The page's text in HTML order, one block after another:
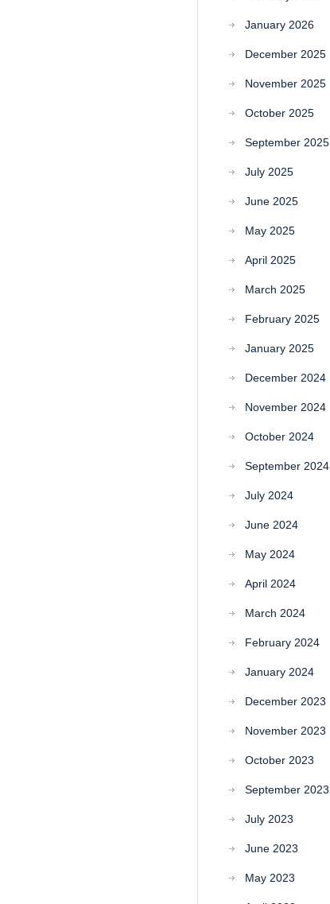
January 2026
December 2025
November 2025
October 2025
September 2025
July 2025
June 2025
May 2025
April 2025
March 2025
February 2025
January 2025
December 2024
November 2024
October 2024
September 2024
July 2024
June 2024
May 2024
April 2024
March 2024
February 2024
January 2024
December 2023
November 2023
October 2023
September 2023
July 2023
June 2023
May 2023